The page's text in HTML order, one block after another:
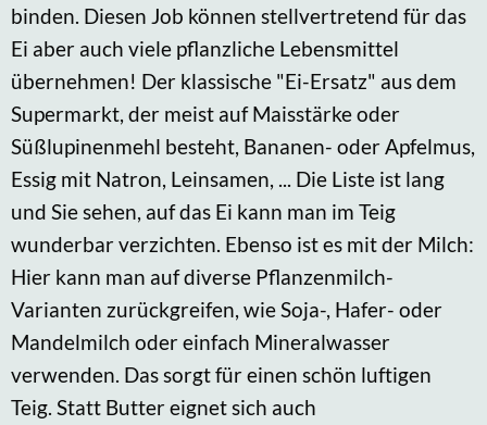
binden. Diesen Job können stellvertretend für das
Ei aber auch viele pflanzliche Lebensmittel
übernehmen! Der klassische "Ei-Ersatz" aus dem
Supermarkt, der meist auf Maisstärke oder
Süßlupinenmehl besteht, Bananen- oder Apfelmus,
Essig mit Natron, Leinsamen, ... Die Liste ist lang
und Sie sehen, auf das Ei kann man im Teig
wunderbar verzichten. Ebenso ist es mit der Milch:
Hier kann man auf diverse Pflanzenmilch-
Varianten zurückgreifen, wie Soja-, Hafer- oder
Mandelmilch oder einfach Mineralwasser
verwenden. Das sorgt für einen schön luftigen
Teig. Statt Butter eignet sich auch